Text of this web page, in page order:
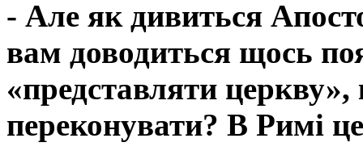
- Але як дивиться
вам доводиться щось
«представляти церкву»,
переконувати? В Римі